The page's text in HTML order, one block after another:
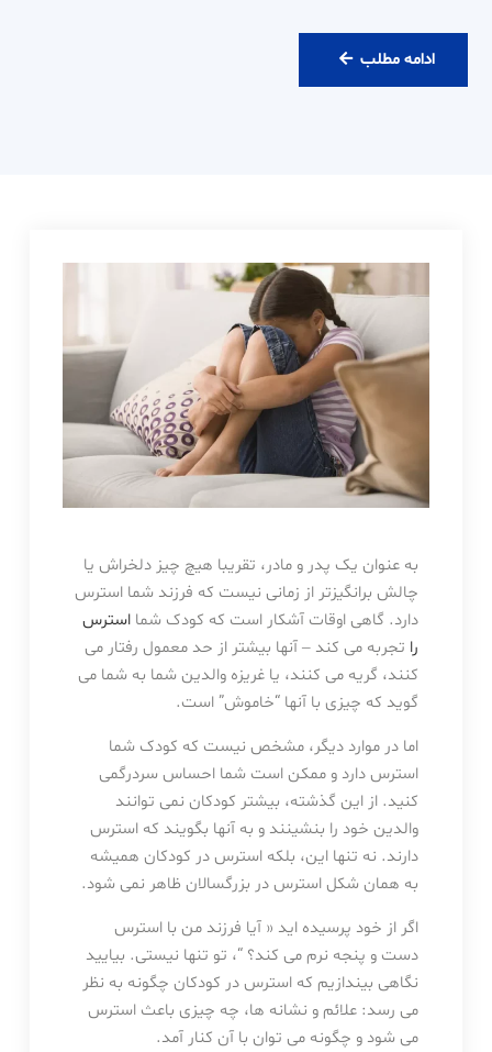
ادامه مطلبرزرو
ویزیت
به عنوان یک پدر و مادر، تقریبا هیچ چیز دلخراش یا
چالش برانگیزتر از زمانی نیست که فرزند شما استرس
دارد. گاهی اوقات آشکار است که کودک شما استرس
را تجربه می کند – آنها بیشتر از حد معمول رفتار می
کنند، گریه می کنند، یا غریزه والدین شما به شما می
گوید که چیزی با آنها “خاموش” است.
اما در موارد دیگر، مشخص نیست که کودک شما
استرس دارد و ممکن است شما احساس سردرگمی
کنید. از این گذشته، بیشتر کودکان نمی توانند
والدین خود را بنشینند و به آنها بگویند که استرس
دارند. نه تنها این، بلکه استرس در کودکان همیشه
به همان شکل استرس در بزرگسالان ظاهر نمی شود.
اگر از خود پرسیده اید « آیا فرزند من با استرس
دست و پنجه نرم می کند؟ “، تو تنها نیستی. بیایید
نگاهی بیندازیم که استرس در کودکان چگونه به نظر
می رسد: علائم و نشانه ها، چه چیزی باعث استرس
می شود و چگونه می توان با آن کنار آمد.